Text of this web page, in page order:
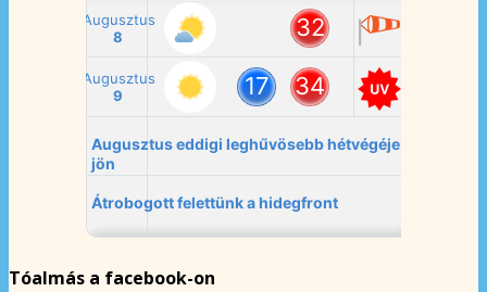
Tóalmás a facebook-on